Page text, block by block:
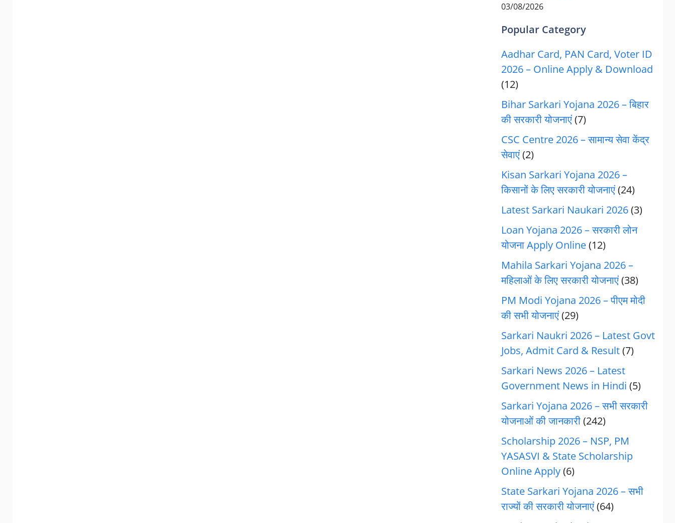
03/08/2026
Popular Category
Aadhar Card, PAN Card, Voter ID
2026 – Online Apply & Download
(12)
Bihar Sarkari Yojana 2026 – बिहार
की सरकारी योजनाएं(7)
CSC Centre 2026 – सामान्य सेवा केंद्र
सेवाएं(2)
Kisan Sarkari Yojana 2026 –
किसानों के लिए सरकारी योजनाएं(24)
Latest Sarkari Naukari 2026(3)
Loan Yojana 2026 – सरकारी लोन
योजना Apply Online(12)
Mahila Sarkari Yojana 2026 –
महिलाओं के लिए सरकारी योजनाएं(38)
PM Modi Yojana 2026 – पीएम मोदी
की सभी योजनाएं(29)
Sarkari Naukri 2026 – Latest Govt
Jobs, Admit Card & Result(7)
Sarkari News 2026 – Latest
Government News in Hindi (5)
Sarkari Yojana 2026 – सभी सरकारी
योजनाओं की जानकारी(242)
Scholarship 2026 – NSP, PM
YASASVI & State Scholarship
Online Apply(6)
State Sarkari Yojana 2026 – सभी
राज्यों की सरकारी योजनाएं(64)